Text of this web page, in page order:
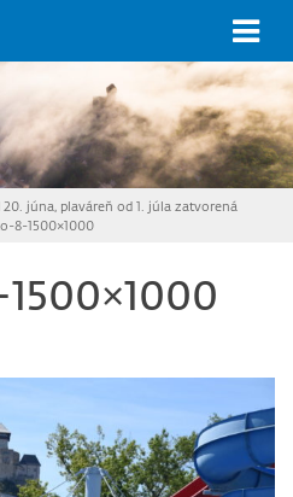
júna, plaváreň od 1. júla zatvorená
8-1500×1000